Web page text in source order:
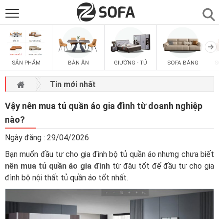
SẢN PHẨM
SOFAS
PHÒNG NGỦ ▼
PHÒNG KHÁCH
LIÊN HỆ
SẢN PHẨM BÀN ĂN GIƯỜNG - TỦ SOFA BĂNG
Tin mới nhất
Vậy nên mua tủ quần áo gia đình từ doanh nghiệp
nào?
Ngày đăng : 29/04/2026
Bạn muốn đầu tư cho gia đình bộ tủ quần áo nhưng chưa biết
nên mua tủ quần áo gia đình từ đâu tốt để đầu tư cho gia
đình bộ nội thất tủ quần áo tốt nhất.